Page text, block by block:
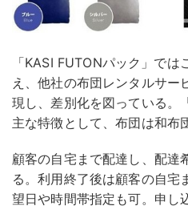
「KASI FUTONパック」では
え、他社の布団レンタルサー
現し、差別化を図っている。
主な特徴として、布団は和布
顧客の自宅まで配達し、配達
る。利用終了後は顧客の自宅
望日や時間帯指定も可。申し